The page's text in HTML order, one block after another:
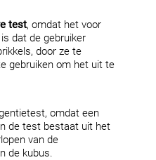
test, omdat het voor
dat de gebruiker
door ze te
gebruiken om het uit te
omdat een
de test bestaat uit het
van de
de kubus.